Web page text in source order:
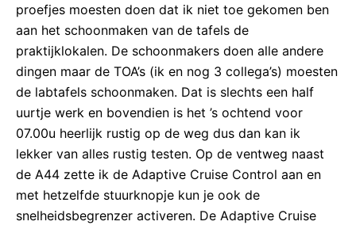
proefjes moesten doen dat ik niet toe gekomen ben
aan het schoonmaken van de tafels de
praktijklokalen. De schoonmakers doen alle andere
dingen maar de TOA’s (ik en nog 3 collega’s) moesten
de labtafels schoonmaken. Dat is slechts een half
uurtje werk en bovendien is het ’s ochtend voor
07.00u heerlijk rustig op de weg dus dan kan ik
lekker van alles rustig testen. Op de ventweg naast
de A44 zette ik de Adaptive Cruise Control aan en
met hetzelfde stuurknopje kun je ook de
snelheidsbegrenzer activeren. De Adaptive Cruise